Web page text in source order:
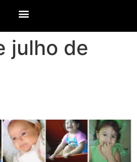
julho de